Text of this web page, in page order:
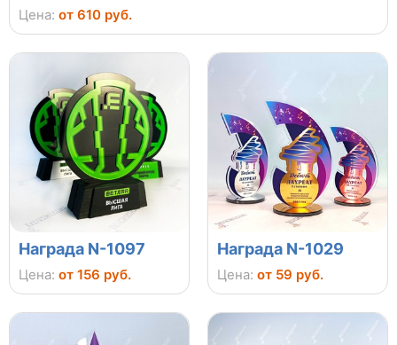
Цена: от 610 руб.
Награда N-1097
Цена: от 156 руб.
Награда N-1029
Цена: от 59 руб.